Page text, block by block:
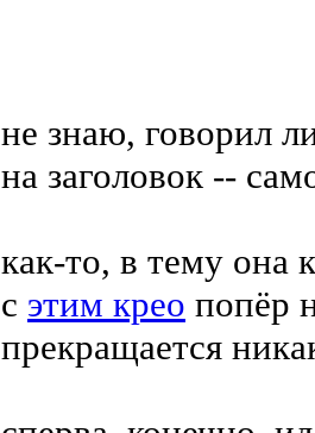
не знаю, говорил
на заголовок --
как-то, в тему она
с этим крео попёр
прекращается